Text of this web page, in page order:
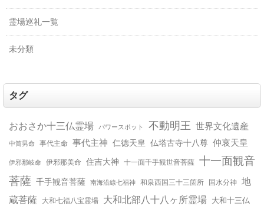
霊場巡礼一覧
未分類
タグ
おおさか十三仏霊場 パワースポット 不動明王 世界文化遺産
中筒男命 事代主命 事代主神 仁徳天皇 仏塔古寺十八尊 仲哀天皇
伊邪那岐命 伊邪那美命 住吉大神 十一面千手観世音菩薩 十一面観音
菩薩 千手観音菩薩 南海沿線七福神 和泉西国三十三箇所 国水分神 地
蔵菩薩
大和七福八宝霊場 大和北部八十八ヶ所霊場 大和十三仏